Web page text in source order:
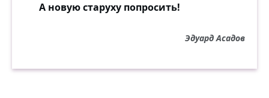
А новую старуху попросить!
Эдуард Асадов